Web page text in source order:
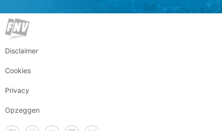
Disclaimer
Cookies
Privacy
Opzeggen